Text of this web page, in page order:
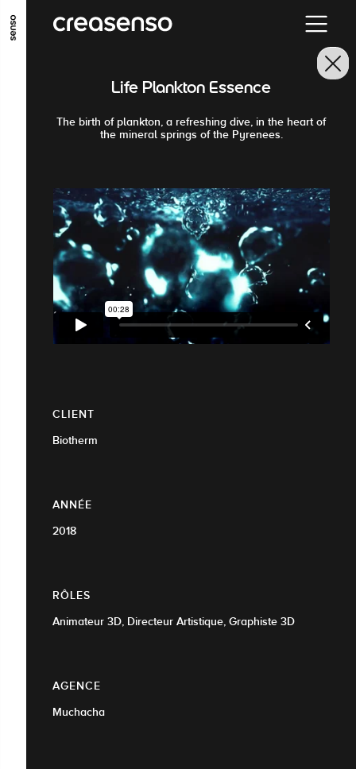
ALLER AU CONTENU PRINCIPAL
ALLER EN BAS DE PAGELife Plankton Essence
The birth of plankton, a refreshing dive, in the heart of
the mineral springs of the Pyrenees.
CLIENT
Biotherm
ANNÉE
2018
RÔLES
Animateur 3D, Directeur Artistique, Graphiste 3D
AGENCE
Muchacha